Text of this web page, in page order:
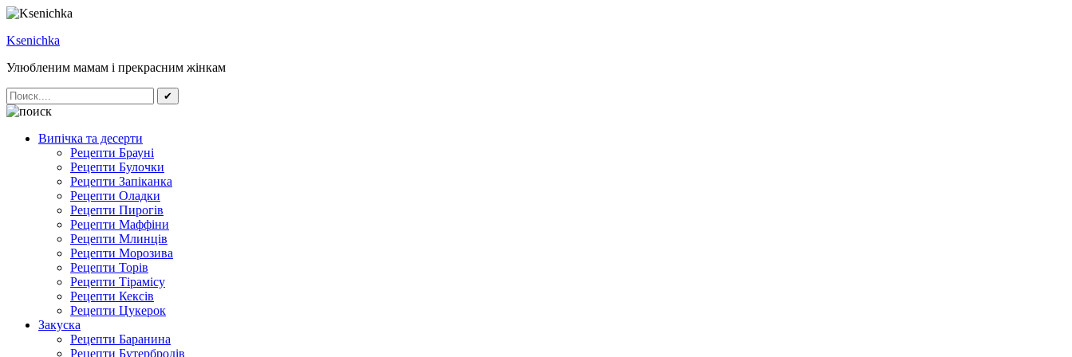
Ksenichka
Улюбленим мамам і прекрасним жінкам
✔
Випічка та десерти
Рецепти Брауні
Рецепти Булочки
Рецепти Запіканка
Рецепти Оладки
Рецепти Пирогів
Рецепти Маффіни
Рецепти Млинців
Рецепти Морозива
Рецепти Торів
Рецепти Тірамісу
Рецепти Кексів
Рецепти Цукерок
Закуска
Рецепти Баранина
Рецепти Бутербродів